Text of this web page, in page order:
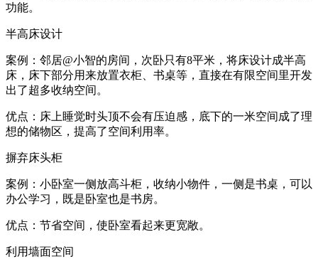
功能。
半高床设计
案例：邻居@小智的房间，次卧只有8平米，将床设计成半高
床，床下部分用来放置衣柜、书桌等，直接在有限空间里开发
出了超多收纳空间。
优点：床上睡觉时头顶不会有压迫感，底下的一米空间成了理
想的储物区，提高了空间利用率。
摒弃床头柜
案例：小卧室一侧放高斗柜，收纳小物件，一侧是书桌，可以
办公学习，既是卧室也是书房。
优点：节省空间，使卧室看起来更宽敞。
利用墙面空间